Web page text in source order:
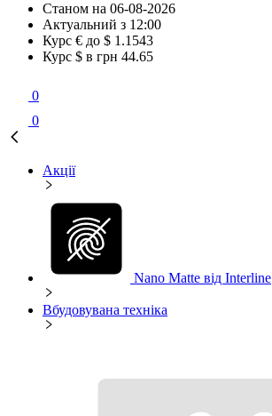
Станом на 06-08-2026
Актуальний з 12:00
Курс € до $ 1.1543
Курс $ в грн 44.65
0
0
Акції
Nano Matte від Interline
Вбудовувана техніка